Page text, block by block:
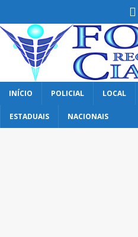
INÍCIO POLICIAL LOCAL
ESTADUAIS NACIONAIS